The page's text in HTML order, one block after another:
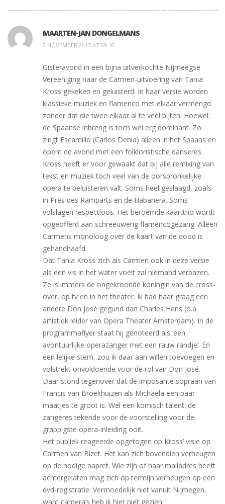
MAARTEN-JAN DONGELMANS
2 NOVEMBER 2017 AT 09:10
Gisteravond in een bijna uitverkochte Nijmeegse
Vereeniging naar de Carmen-uitvoering van Tania
Kross gekeken en geluisterd. In haar versie worden
klassieke muziek en flamenco met elkaar vermengd
zonder dat die twee elkaar al te veel bijten. Hoewel:
de Spaanse inbreng is toch wel erg dominant. Zo
zingt Escamillo (Carlos Denia) alleen in het Spaans en
opent de avond met een folkloristische danseres.
Kross heeft er voor gewaakt dat bij alle remixing van
tekst en muziek toch veel van de oorspronkelijke
opera te beluisteren valt. Soms heel geslaagd, zoals
in Près des Ramparts en de Habanera. Soms
volslagen respectloos. Het beroemde kaarttrio wordt
opgeofferd aan schreeuwerig flamencogezang. Alleen
Carmens monoloog over de kaart van de dood is
gehandhaafd.
Dat Tania Kross zich als Carmen ook in deze versie
als een vis in het water voelt zal niemand verbazen.
Ze is immers de ongekroonde koningin van de cross-
over, op tv en in het theater. Ik had haar graag een
andere Don José gegund dan Charles Hens (o.a.
artistiek leider van Opera Theater Amsterdam). In de
programmaflyer staat hij genoteerd als ‘een
avontuurlijke operazanger met een rauw randje’. En
een lelijke stem, zou ik daar aan willen toevoegen en
volstrekt onvoldoende voor de rol van Don José.
Daar stond tegenover dat de imposante sopraan van
Francis van Broekhuizen als Michaela een paar
maatjes te groot is. Wel een komisch talent: de
zangeres tekende voor de voorstelling voor de
grappigste opera-inleiding ooit.
Het publiek reageerde opgetogen op Kross’ visie op
Carmen van Bizet. Het kan zich bovendien verheugen
op de nodige napret. Wie zijn of haar mailadres heeft
achtergelaten mag zich op termijn verheugen op een
dvd-registratie. Vermoedelijk niet vanuit Nijmegen,
want camera’s heb ik hier niet gezien.